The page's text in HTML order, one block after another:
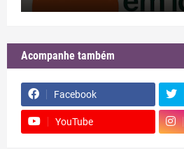
Acompanhe também
Facebook
YouTube